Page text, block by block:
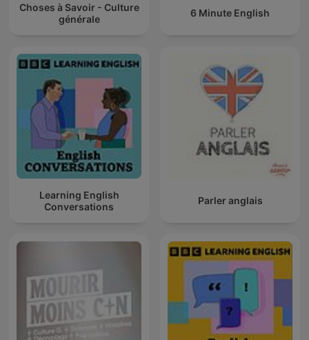
Choses à Savoir - Culture
générale
6 Minute English
Learning English
Conversations
Parler anglais